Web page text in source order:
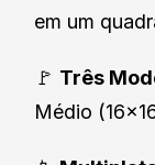
em um
🚩 Três
Médio